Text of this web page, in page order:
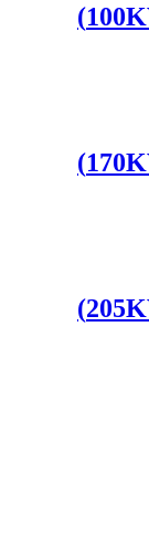
ژنراتور AVK/MN مدل (100KVA)
ژنراتور AVK/MN مدل (170KVA)
ژنراتور AVK/MN مدل (205KVA)